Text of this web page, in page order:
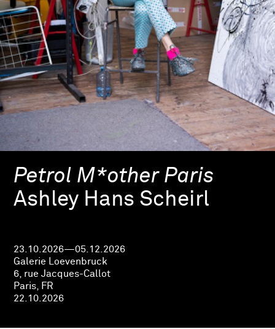
Petrol M*other Paris
Ashley Hans Scheirl
23.10.2026—05.12.2026
Galerie Loevenbruck
6, rue Jacques-Callot
Paris, FR
22.10.2026